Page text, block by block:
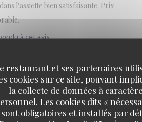
restaurant et ses partenaires
cookies sur ce site, pouvant
la collecte de données à
Les cookies dits «
sont obligatoires et installés par
l'assiette bien satisfaisante. Prix
à cet avis
sympathique. Toute
est heureuse que vous ayez
chez nous. Nous espérons vous
faire découvrir d’autres saveurs.